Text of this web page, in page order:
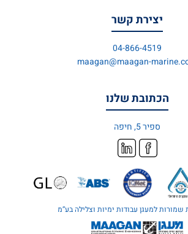
שמורות למעגן עבודות ימיות וצלילה בע’’מ
יצירת קשר
04-866-4519
maagan@maagan-
הכתובת שלנו
ספיר 5, חיפה